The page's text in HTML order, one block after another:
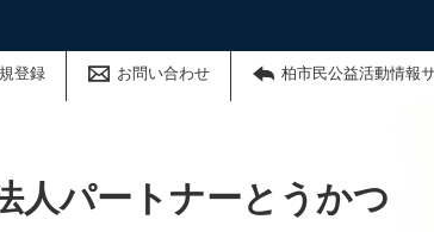
登録 お問い合わせ 柏市民公益活動情報
人パートナーとうかつ